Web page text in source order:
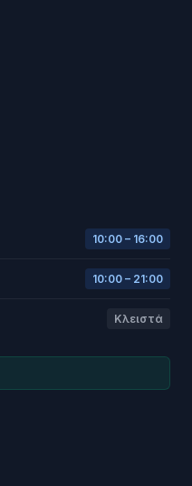
10:00 – 16:00
10:00 – 21:00
Κλειστά